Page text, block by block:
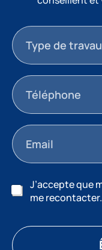
Type de
J’accepte que
me recontacter.